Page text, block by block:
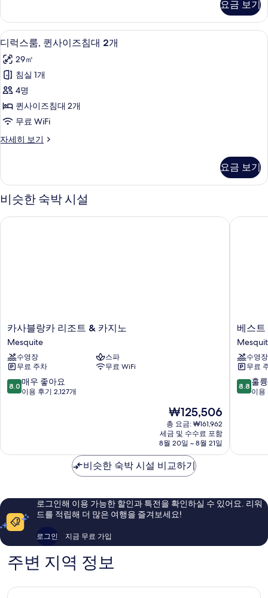
침
대
1
개
사
진
모
두
보
룸,
킹
사
이
즈
침
대
개
자
세
히
요금 보기
디
럭
스
룸,
퀸
사
즈
대
2
개
사
고급 침구, 암막 커튼, 무료 WiFi, 침대
7
디럭스룸, 퀸사이즈침대 2개
29㎡
침실 1개
4명
퀸사이즈침대 2개
무료 WiFi
자세히 보기
디
퀸
사
이
침
요금 보기
비슷한 숙박 시설
카
사
블
랑
카
리
조
Mesquite
카사블랑카 리조트 & 카지노
Mesquite
수영장
스파
무료 주차
무료 WiFi
10
점
매
요,
용
후
개
8.0 매우 좋아요
이용 후기 2,127개
현
재
요
금
₩125,506
₩125,506
총 요금: ₩161,962
세금 및 수수료 포함
8월 20일 ~ 8월 21일
카사블랑카 리조트 & 카지노
베
스
트
웨
스
턴
메
베스
수영장
무료
10
점
훌
이
용
8.8 훌
이용
베스트
비슷한 숙박 시설 비교하기
로그인해 이용 가능한 할인과 특전을 확인하실 수 있어요. 리워
드를 적립해 더 많은 여행을 즐겨보세요!
로그인 지금 무료 가입
주변 지역 정보